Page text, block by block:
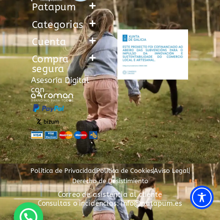
Patapum
Categorias
Cuenta
Compra
segura
Asesoría Digital
con
Política de PrivacidadPolítica de CookiesAviso Legal
Derecho de Desistimiento
Correo de asistencia al cliente
Consultas o incidencias: info@patapum.es